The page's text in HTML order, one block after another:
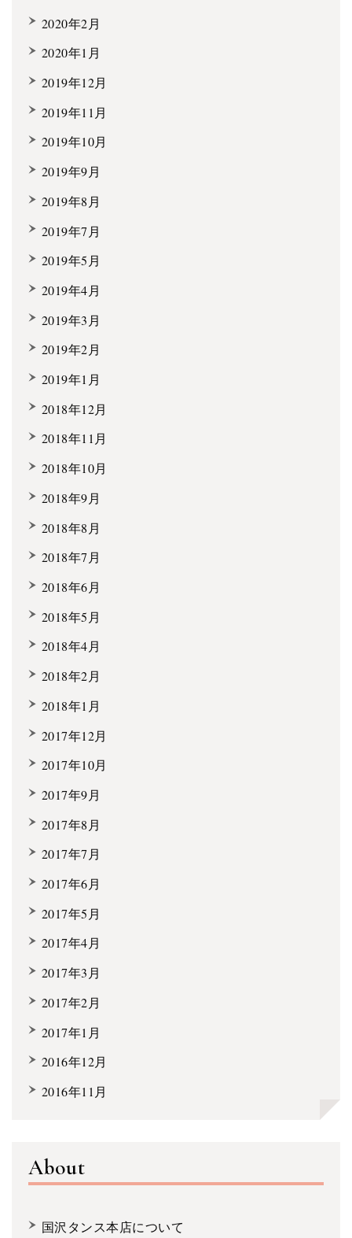
2020年2月
2020年1月
2019年12月
2019年11月
2019年10月
2019年9月
2019年8月
2019年7月
2019年5月
2019年4月
2019年3月
2019年2月
2019年1月
2018年12月
2018年11月
2018年10月
2018年9月
2018年8月
2018年7月
2018年6月
2018年5月
2018年4月
2018年2月
2018年1月
2017年12月
2017年10月
2017年9月
2017年8月
2017年7月
2017年6月
2017年5月
2017年4月
2017年3月
2017年2月
2017年1月
2016年12月
2016年11月
About
国沢タンス本店について